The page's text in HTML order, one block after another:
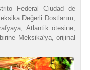
Federal Ciudad de
Değerli Dostlarım,
Atlantik ötesine,
Meksika'ya, orijinal